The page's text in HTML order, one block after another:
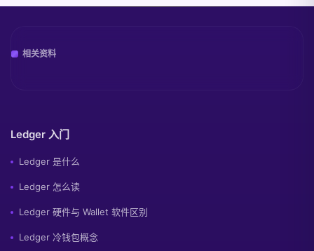
相关资料
Ledger 入门
Ledger 是什么
Ledger 怎么读
Ledger 硬件与 Wallet 软件区别
Ledger 冷钱包概念